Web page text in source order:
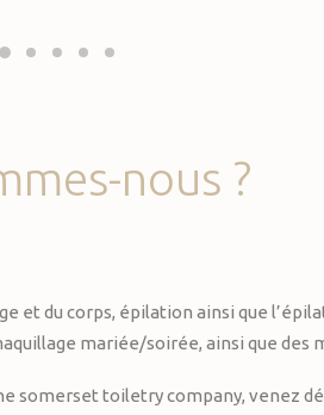
nous ?
et du corps, épilation ainsi que
mariée/soirée, ainsi que des
somerset toiletry company, venez